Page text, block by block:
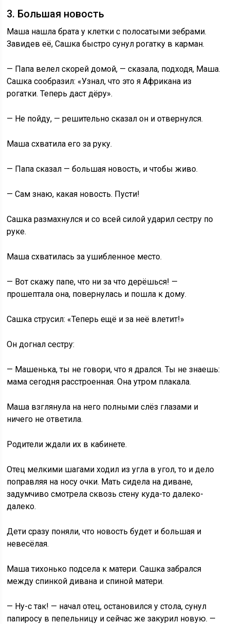
3. Большая новость
Маша нашла брата у клетки с полосатыми зебрами.
Завидев её, Сашка быстро сунул рогатку в карман.
— Папа велел скорей домой, — сказала, подходя, Маша.
Сашка сообразил: «Узнал, что это я Африкана из
рогатки. Теперь даст дёру».
— Не пойду, — решительно сказал он и отвернулся.
Маша схватила его за руку.
— Папа сказал — большая новость, и чтобы живо.
— Сам знаю, какая новость. Пусти!
Сашка размахнулся и со всей силой ударил сестру по
руке.
Маша схватилась за ушибленное место.
— Вот скажу папе, что ни за что дерёшься! —
прошептала она, повернулась и пошла к дому.
Сашка струсил: «Теперь ещё и за неё влетит!»
Он догнал сестру:
— Машенька, ты не говори, что я дрался. Ты не знаешь:
мама сегодня расстроенная. Она утром плакала.
Маша взглянула на него полными слёз глазами и
ничего не ответила.
Родители ждали их в кабинете.
Отец мелкими шагами ходил из угла в угол, то и дело
поправляя на носу очки. Мать сидела на диване,
задумчиво смотрела сквозь стену куда-то далеко-
далеко.
Дети сразу поняли, что новость будет и большая и
невесёлая.
Маша тихонько подсела к матери. Сашка забрался
между спинкой дивана и спиной матери.
— Ну-с так! — начал отец, остановился у стола, сунул
папиросу в пепельницу и сейчас же закурил новую. —